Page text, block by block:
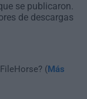
se publicaron.
de descargas
(Más